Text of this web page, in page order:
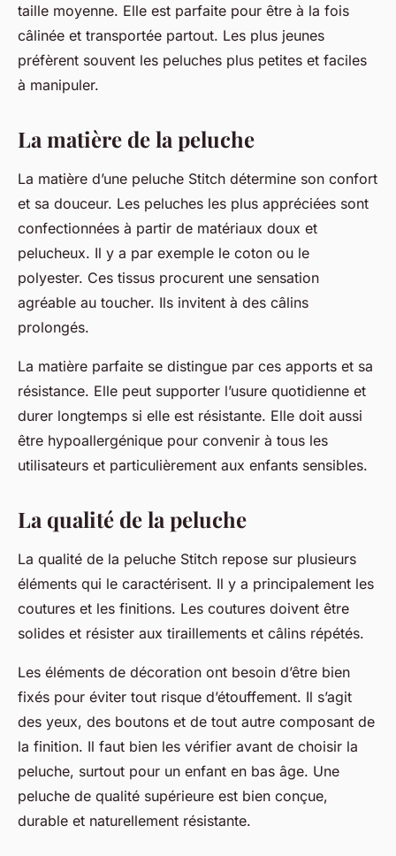
taille moyenne. Elle est parfaite pour être à la fois
câlinée et transportée partout. Les plus jeunes
préfèrent souvent les peluches plus petites et faciles
à manipuler.
La matière de la peluche
La matière d’une peluche Stitch détermine son confort
et sa douceur. Les peluches les plus appréciées sont
confectionnées à partir de matériaux doux et
pelucheux. Il y a par exemple le coton ou le
polyester. Ces tissus procurent une sensation
agréable au toucher. Ils invitent à des câlins
prolongés.
La matière parfaite se distingue par ces apports et sa
résistance. Elle peut supporter l’usure quotidienne et
durer longtemps si elle est résistante. Elle doit aussi
être hypoallergénique pour convenir à tous les
utilisateurs et particulièrement aux enfants sensibles.
La qualité de la peluche
La qualité de la peluche Stitch repose sur plusieurs
éléments qui le caractérisent. Il y a principalement les
coutures et les finitions. Les coutures doivent être
solides et résister aux tiraillements et câlins répétés.
Les éléments de décoration ont besoin d’être bien
fixés pour éviter tout risque d’étouffement. Il s’agit
des yeux, des boutons et de tout autre composant de
la finition. Il faut bien les vérifier avant de choisir la
peluche, surtout pour un enfant en bas âge. Une
peluche de qualité supérieure est bien conçue,
durable et naturellement résistante.